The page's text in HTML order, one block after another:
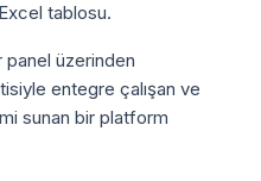
tablosu.
üzerinden
entegre çalışan ve
sunan bir platform